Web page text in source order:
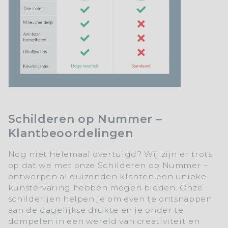
Schilderen op Nummer –
Klantbeoordelingen
Nog niet helemaal overtuigd? Wij zijn er trots
op dat we met onze Schilderen op Nummer –
ontwerpen al duizenden klanten een unieke
kunstervaring hebben mogen bieden. Onze
schilderijen helpen je om even te ontsnappen
aan de dagelijkse drukte en je onder te
dompelen in een wereld van creativiteit en